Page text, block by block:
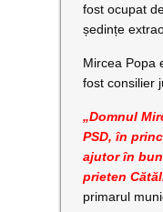
fost ocupat
ședințe
Mircea Popa
fost consilier
„Domnul
PSD, în
ajutor în
prieten
primarul